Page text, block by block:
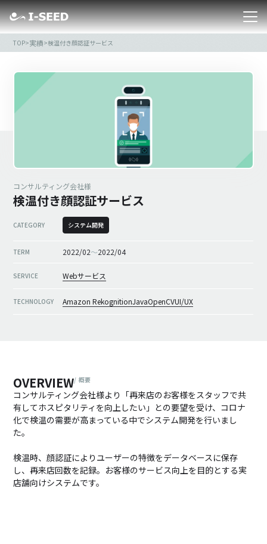
TOP>実績>検温付き顔認証サービス
コンサルティング会社様
検温付き顔認証サービス
CATEGORY システム開発
TERM 2022/02～2022/04
SERVICE Webサービス
TECHNOLOGY Amazon RekognitionJavaOpenCVUI/UX
OVERVIEW/ 概要
コンサルティング会社様より「再来店のお客様をスタッフで共
有してホスピタリティを向上したい」との要望を受け、コロナ
化で検温の需要が高まっている中でシステム開発を行いまし
た。
検温時、顔認証によりユーザーの特徴をデータベースに保存
し、再来店回数を記録。お客様のサービス向上を目的とする実
店舗向けシステムです。